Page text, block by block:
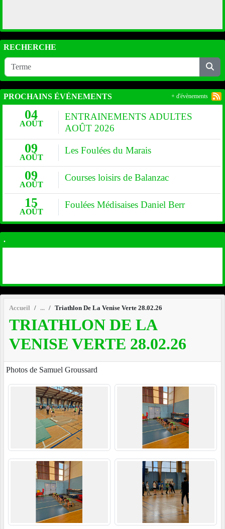
Accueil Triathlon De La Venise Verte 28.02.26
TRIATHLON DE LA
VENISE VERTE 28.02.26
Photos de Samuel Groussard
RECHERCHE
PROCHAINS ÉVÉNEMENTS
04
AOÛT
ENTRAINEMENTS ADULTES
AOÛT 2026
09
AOÛT
Les Foulées du Marais
09
AOÛT
Courses loisirs de Balanzac
15
AOÛT
Foulées Médisaises Daniel Berr
+ d'évènements
.